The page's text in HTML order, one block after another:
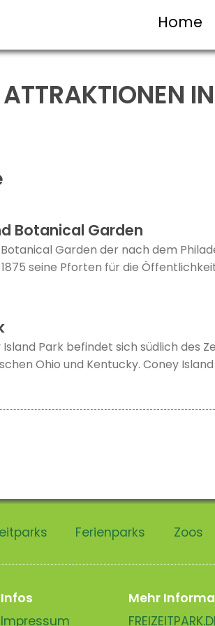
Home
Botanical Garden
Garden der nach dem
seine Pforten für die
Park befindet sich südlich des
Ohio und Kentucky. Coney
Ferienparks Zoos
Infos
Impressum
Mehr